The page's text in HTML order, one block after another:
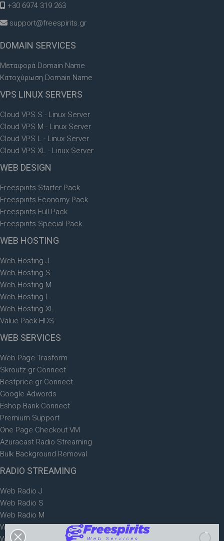
+30 6974 319 263
support@freespirits.gr
DOMAIN SERVICES
Μεταφορά Domain Name
Κατοχύρωση Domain Name
VPS LINUX SERVERS
Cloud VPS S - Linux Server
Cloud VPS M - Linux Server
Cloud VPS L - Linux Server
Cloud VPS XL - Linux Server
WEB DESIGN
Freespirits Starter Pack
Freespirits Economy Pack
Freespirits Full Pack
Freespirits Special Pack
WEB HOSTING
Web Hosting J
Web Hosting S
Web Hosting M
Web Hosting L
Web Hosting XL
Value Pack HDS
WEB SERVICES
Web Page Trasform
Skroutz.gr Connect
Bestprice.gr Connect
Google Adwords
Eshop Bank Connect
Premium Support
One Page Checkout VM
Azuracast Radio Streaming
Bulk Background Removal
RADIO STREAMING
Web Radio J
Web Radio S
Web Radio M
Web Radio L
Web Radio XL